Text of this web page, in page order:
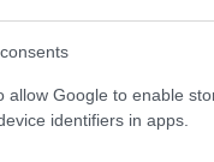
allow Google to enable
identifiers in apps.
korszakhatára,
fekete-
de a
nem tapasztalt